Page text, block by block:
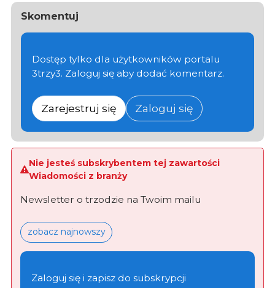
Skomentuj
Dostęp tylko dla użytkowników portalu
3trzy3. Zaloguj się aby dodać komentarz.
Zarejestruj się Zaloguj się
Nie jesteś subskrybentem tej zawartości
Wiadomości z branży
Newsletter o trzodzie na Twoim mailu
zobacz najnowszy
Zaloguj się i zapisz do subskrypcji